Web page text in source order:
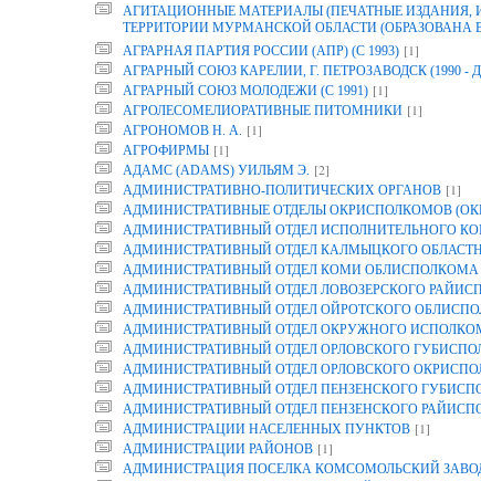
АГИТАЦИОННЫЕ МАТЕРИАЛЫ (ПЕЧАТНЫЕ
ТЕРРИТОРИИ МУРМАНСКОЙ ОБЛАСТИ (ОБРАЗОВАНА В
АГРАРНАЯ ПАРТИЯ РОССИИ (АПР) (С 1993) [1]
АГРАРНЫЙ СОЮЗ КАРЕЛИИ, Г. ПЕТРОЗАВОДСК (1990 -
АГРАРНЫЙ СОЮЗ МОЛОДЕЖИ (С 1991) [1]
АГРОЛЕСОМЕЛИОРАТИВНЫЕ ПИТОМНИКИ [1]
АГРОНОМОВ Н. А. [1]
АГРОФИРМЫ [1]
АДАМС (ADAMS) УИЛЬЯМ Э. [2]
АДМИНИСТРАТИВНО-ПОЛИТИЧЕСКИХ ОРГАНОВ [1]
АДМИНИСТРАТИВНЫЕ ОТДЕЛЫ ОКРИСПОЛКОМОВ
АДМИНИСТРАТИВНЫЙ ОТДЕЛ ИСПОЛНИТЕЛЬНОГО
АДМИНИСТРАТИВНЫЙ ОТДЕЛ КАЛМЫЦКОГО
АДМИНИСТРАТИВНЫЙ ОТДЕЛ КОМИ ОБЛИСПОЛКОМА
АДМИНИСТРАТИВНЫЙ ОТДЕЛ ЛОВОЗЕРСКОГО
АДМИНИСТРАТИВНЫЙ ОТДЕЛ ОЙРОТСКОГО
АДМИНИСТРАТИВНЫЙ ОТДЕЛ ОКРУЖНОГО
АДМИНИСТРАТИВНЫЙ ОТДЕЛ ОРЛОВСКОГО
АДМИНИСТРАТИВНЫЙ ОТДЕЛ ОРЛОВСКОГО
АДМИНИСТРАТИВНЫЙ ОТДЕЛ ПЕНЗЕНСКОГО
АДМИНИСТРАТИВНЫЙ ОТДЕЛ ПЕНЗЕНСКОГО
АДМИНИСТРАЦИИ НАСЕЛЕННЫХ ПУНКТОВ [1]
АДМИНИСТРАЦИИ РАЙОНОВ [1]
АДМИНИСТРАЦИЯ ПОСЕЛКА КОМСОМОЛЬСКИЙ